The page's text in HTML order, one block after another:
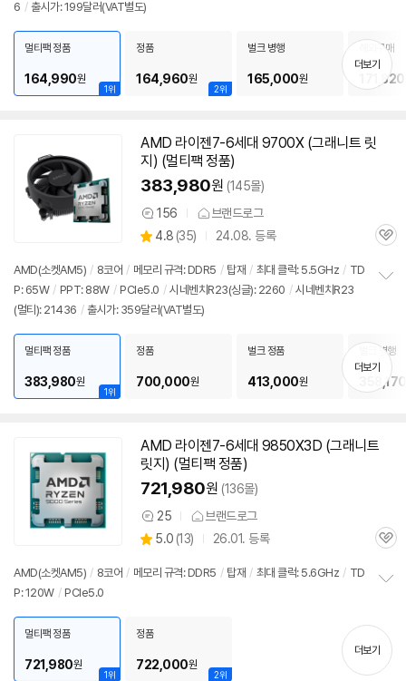
6 / 출시가: 199달러(VAT별도)
치
기
1위
멀티팩 정품
164,990원
2위
정품
164,960원
벌크 병행
165,000원
해외구매
171,820
더보기
AMD 라이젠7-6세대 9700X (그래니트 릿
지) (멀티팩 정품)
383,980원 (145몰)
상
품
견
156 브랜드로그
별
점
4.8 (상
리
뷰
35) 24.08. 등록
관
AMD(소켓AM5) / 8코어 / 메모리 규격: DDR5 / 탑재 / 최대 클럭: 5.5GHz / TD
P: 65W / PPT: 88W / PCIe5.0 / 시네벤치R23(싱글): 2260 / 시네벤치R23
(멀티): 21436 / 출시가: 359달러(VAT별도)
치
기
1위
멀티팩 정품
383,980원
정품
700,000원
벌크 정품
413,000원
벌크 병행
358,170
더보기
AMD 라이젠7-6세대 9850X3D (그래니트
릿지) (멀티팩 정품)
721,980원 (136몰)
상
품
견
25 브랜드로그
별
점
5.0 (상
리
13) 26.01. 등록
관
AMD(소켓AM5) / 8코어 / 메모리 규격: DDR5 / 탑재 / 최대 클럭: 5.6GHz / TD
P: 120W / PCIe5.0
치
기
1위
멀티팩 정품
721,980원
2위
정품
722,000원
더보기